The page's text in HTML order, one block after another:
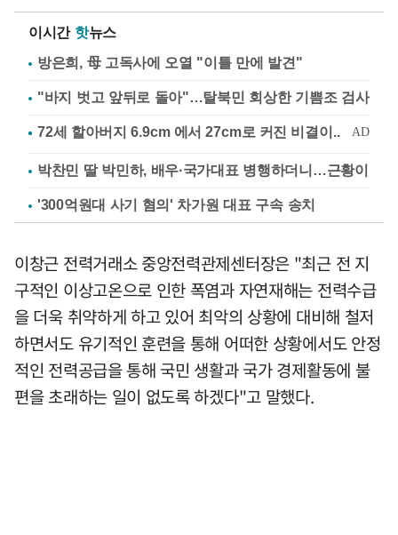
이시간 핫뉴스
방은희, 母 고독사에 오열 "이틀 만에 발견"
"바지 벗고 앞뒤로 돌아"…탈북민 회상한 기쁨조 검사
박찬민 딸 박민하, 배우·국가대표 병행하더니…근황이
'300억원대 사기 혐의' 차가원 대표 구속 송치
이창근 전력거래소 중앙전력관제센터장은 "최근 전 지
구적인 이상고온으로 인한 폭염과 자연재해는 전력수급
을 더욱 취약하게 하고 있어 최악의 상황에 대비해 철저
하면서도 유기적인 훈련을 통해 어떠한 상황에서도 안정
적인 전력공급을 통해 국민 생활과 국가 경제활동에 불
편을 초래하는 일이 없도록 하겠다"고 말했다.